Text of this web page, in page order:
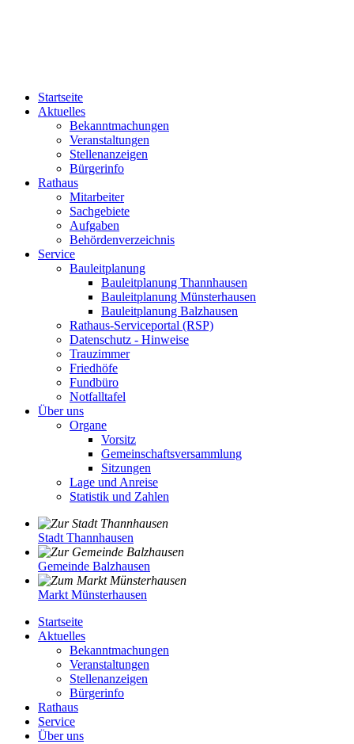
Startseite
Aktuelles
Bekanntmachungen
Veranstaltungen
Stellenanzeigen
Bürgerinfo
Rathaus
Mitarbeiter
Sachgebiete
Aufgaben
Behördenverzeichnis
Service
Bauleitplanung
Bauleitplanung Thannhausen
Bauleitplanung Münsterhausen
Bauleitplanung Balzhausen
Rathaus-Serviceportal (RSP)
Datenschutz - Hinweise
Trauzimmer
Friedhöfe
Fundbüro
Notfalltafel
Über uns
Organe
Vorsitz
Gemeinschaftsversammlung
Sitzungen
Lage und Anreise
Statistik und Zahlen
Stadt Thannhausen
Gemeinde Balzhausen
Markt Münsterhausen
Startseite
Aktuelles
Bekanntmachungen
Veranstaltungen
Stellenanzeigen
Bürgerinfo
Rathaus
Service
Über uns